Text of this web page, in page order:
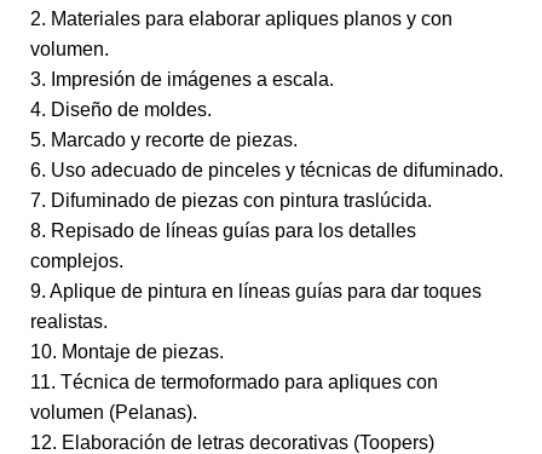
2. Materiales para elaborar apliques planos y con
volumen.
3. Impresión de imágenes a escala.
4. Diseño de moldes.
5. Marcado y recorte de piezas.
6. Uso adecuado de pinceles y técnicas de difuminado.
7. Difuminado de piezas con pintura traslúcida.
8. Repisado de líneas guías para los detalles
complejos.
9. Aplique de pintura en líneas guías para dar toques
realistas.
10. Montaje de piezas.
11. Técnica de termoformado para apliques con
volumen (Pelanas).
12. Elaboración de letras decorativas (Toopers)